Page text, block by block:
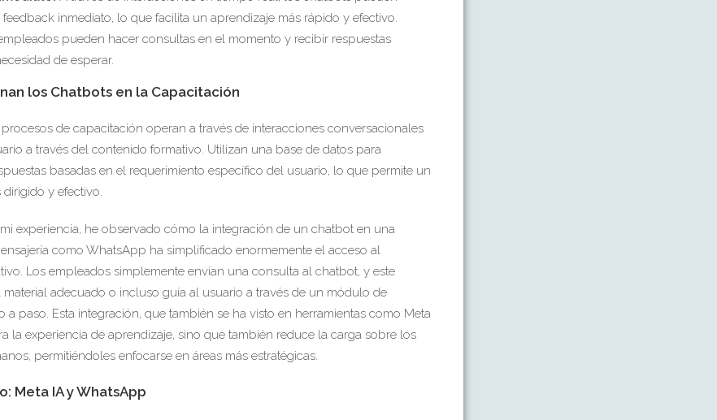
inmediato, lo que facilita un aprendizaje más rápido y efectivo.
pueden hacer consultas en el momento y recibir respuestas
de esperar.
los Chatbots en la Capacitación
de capacitación operan a través de interacciones conversacionales
a través del contenido formativo. Utilizan una base de datos para
basadas en el requerimiento específico del usuario, lo que permite un
y efectivo.
experiencia, he observado cómo la integración de un chatbot en una
como WhatsApp ha simplificado enormemente el acceso al
Los empleados simplemente envían una consulta al chatbot, y este
adecuado o incluso guía al usuario a través de un módulo de
a paso. Esta integración, que también se ha visto en herramientas como Meta
la experiencia de aprendizaje, sino que también reduce la carga sobre los
permitiéndoles enfocarse en áreas más estratégicas.
Meta IA y WhatsApp